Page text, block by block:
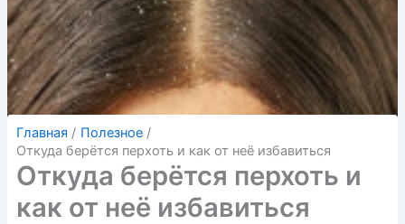
Главная
Полезное
Откуда берётся перхоть и как от неё избавиться
Откуда берётся перхоть и
как от неё избавиться